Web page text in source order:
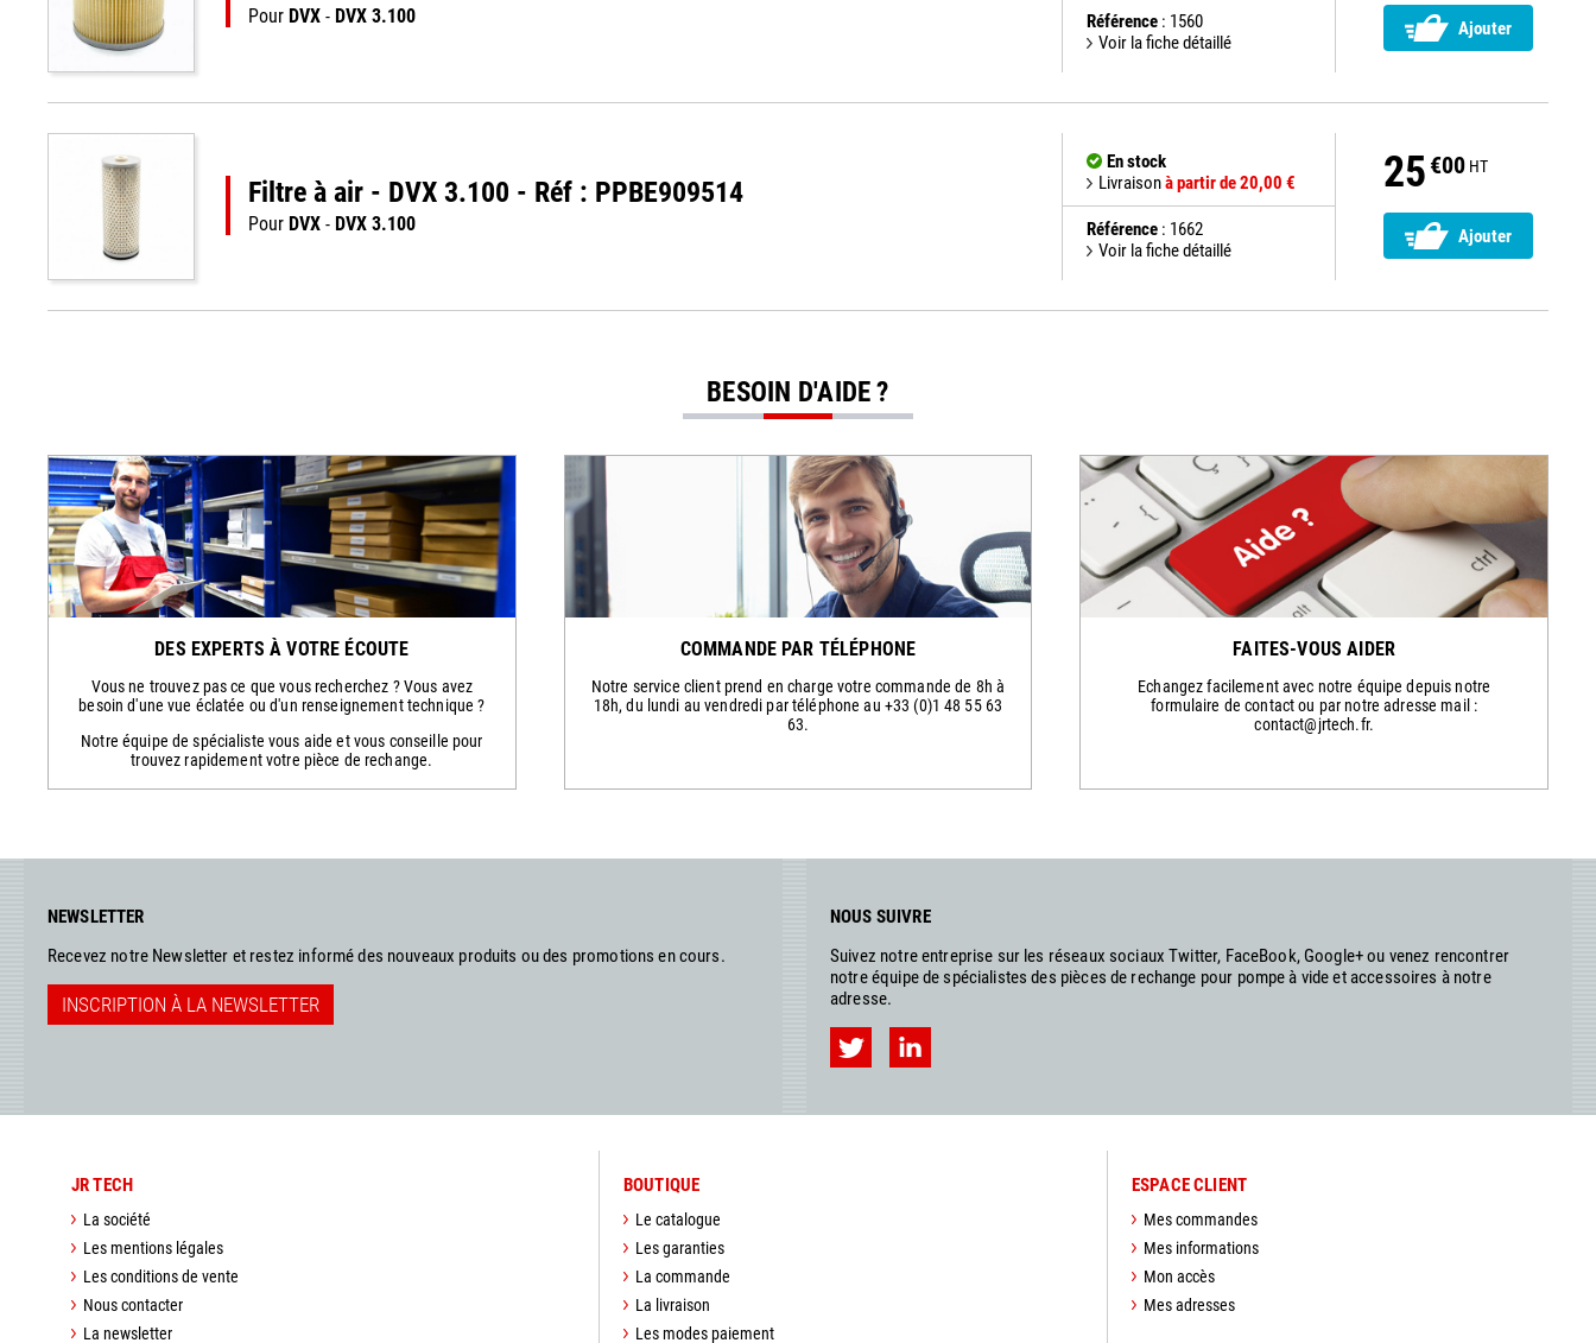
Pour DVX - DVX 3.100 Référence : 1560
Voir la fiche détaillé
Ajouter
Filtre à air - DVX 3.100 - Réf : PPBE909514
Pour DVX - DVX 3.100
En stock
Livraisonà partir de 20,00 €
Référence : 1662
Voir la fiche détaillé
25 €00 HT
Ajouter
BESOIN D'AIDE ?
DES EXPERTS À VOTRE ÉCOUTE
Vous ne trouvez pas ce que vous recherchez ? Vous avez
besoin d'une vue éclatée ou d'un renseignement technique ?
Notre équipe de spécialiste vous aide et vous conseille pour
trouvez rapidement votre pièce de rechange.
COMMANDE PAR TÉLÉPHONE
Notre service client prend en charge votre commande de 8h à
18h, du lundi au vendredi par téléphone au +33 (0)1 48 55 63
63.
FAITES-VOUS AIDER
Echangez facilement avec notre équipe depuis notre
formulaire de contact ou par notre adresse mail :
contact@jrtech.fr.
NEWSLETTER
Recevez notre Newsletter et restez informé des nouveaux produits ou des promotions en cours.
INSCRIPTION À LA NEWSLETTER
NOUS SUIVRE
Suivez notre entreprise sur les réseaux sociaux Twitter, FaceBook, Google+ ou venez rencontrer
notre équipe de spécialistes des pièces de rechange pour pompe à vide et accessoires à notre
adresse.
JR TECH
La société
Les mentions légales
Les conditions de vente
Nous contacter
La newsletter
BOUTIQUE
Le catalogue
Les garanties
La commande
La livraison
Les modes paiement
ESPACE CLIENT
Mes commandes
Mes informations
Mon accès
Mes adresses